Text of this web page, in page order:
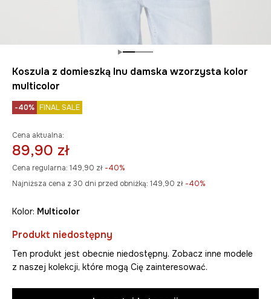
Koszula z domieszką lnu damska wzorzysta kolor
multicolor
-40% FINAL SALE
Cena aktualna:
89,90 zł
Cena regularna: 149,90 zł -40%
Najniższa cena z 30 dni przed obniżką: 149,90 zł -40%
Kolor: multicolor
Produkt niedostępny
Ten produkt jest obecnie niedostępny. Zobacz inne modele
z naszej kolekcji, które mogą Cię zainteresować.